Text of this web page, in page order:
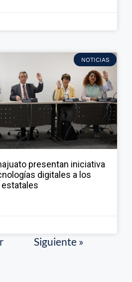
NOTICIAS
presentan iniciativa
digitales a los
Siguiente »